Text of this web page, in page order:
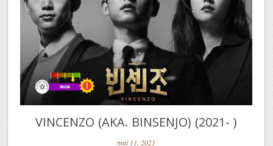
VINCENZO (AKA. BINSENJO) (2021- )
mai 11, 2021